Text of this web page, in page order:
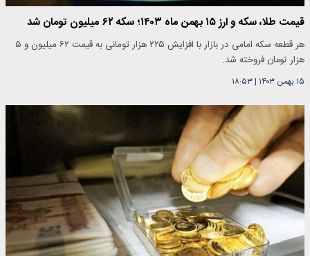
قیمت طلا، سکه و ارز ۱۵ بهمن ماه ۱۴۰۳؛ سکه ۶۲ میلیون تومان شد
هر قطعه سکه امامی در بازار با افزایش ۲۲۵ هزار تومانی به قیمت ۶۲ میلیون و ۵
هزار تومان فروخته شد.
۱۵ بهمن ۱۴۰۳ |۱۸:۵۳